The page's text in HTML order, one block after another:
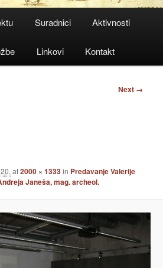
Suradnici Aktivnosti
Linkovi Kontakt
Next →
at2000 × 1333in Predavanje Valerije
Janeša, mag. archeol.